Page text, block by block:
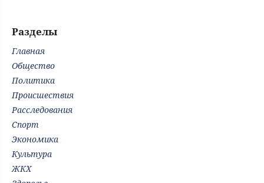
Разделы
Главная
Общество
Политика
Происшествия
Расследования
Спорт
Экономика
Культура
ЖКХ